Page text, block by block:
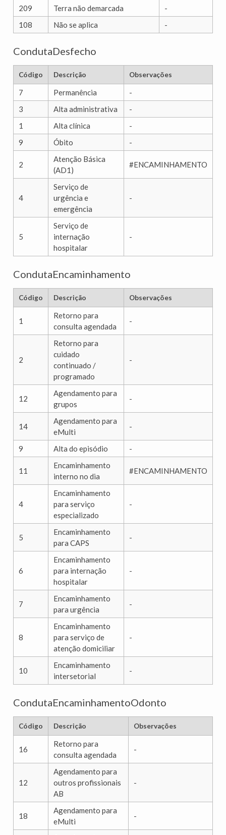
209 Terra não demarcada
-
108
Não se aplica -
CondutaDesfecho
Código Descrição Observações
7 Permanência
-
3
Alta administrativa
-
1
Alta clínica
-
9
Óbito -
2
Atenção Básica
(AD1)
#ENCAMINHAMENTO
4
Serviço de
urgência e
emergência
-
5
Serviço de
internação
hospitalar
-
CondutaEncaminhamento
Código Descrição Observações
1
Retorno para
consulta agendada
-
2
Retorno para
cuidado
continuado /
programado
-
12
Agendamento para
grupos
-
14
Agendamento para
eMulti
-
9 Alta do episódio -
11
Encaminhamento
interno no dia
#ENCAMINHAMENTO
4
Encaminhamento
para serviço
especializado
-
5
Encaminhamento
para CAPS
-
6
Encaminhamento
para internação
hospitalar
-
7
Encaminhamento
para urgência
-
8
Encaminhamento
para serviço de
atenção domiciliar
-
10
Encaminhamento
intersetorial
-
CondutaEncaminhamentoOdonto
Código Descrição Observações
16
Retorno para
consulta agendada
-
12
Agendamento para
outros profissionais
AB
-
18
Agendamento para
eMulti
-